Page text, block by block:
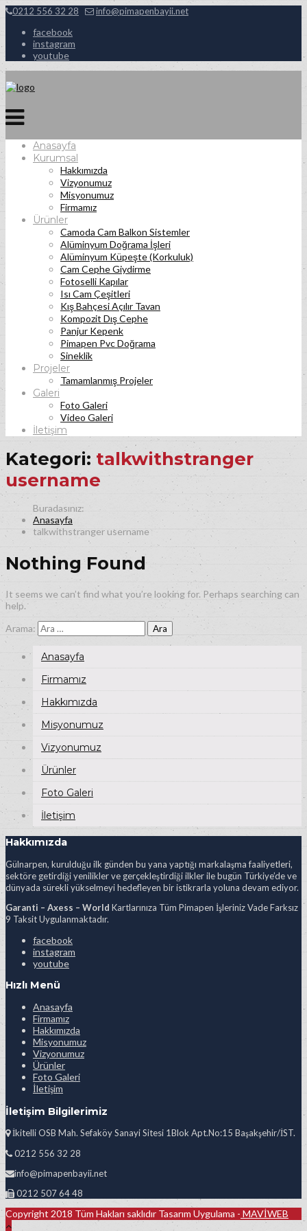
0212 556 32 28 info@pimapenbayii.net
facebook
instagram
youtube
Anasayfa
Kurumsal
Hakkımızda
Vizyonumuz
Misyonumuz
Firmamız
Ürünler
Camoda Cam Balkon Sistemler
Alüminyum Doğrama İşleri
Alüminyum Küpeşte (Korkuluk)
Cam Cephe Giydirme
Fotoselli Kapılar
Isı Cam Çeşitleri
Kış Bahçesi Açılır Tavan
Kompozit Dış Cephe
Panjur Kepenk
Pimapen Pvc Doğrama
Sineklik
Projeler
Tamamlanmış Projeler
Galeri
Foto Galeri
Video Galeri
İletişim
Kategori: talkwithstranger
username
Anasayfa
talkwithstranger username
Nothing Found
It seems we can’t find what you’re looking for. Perhaps searching can
help.
Arama:
Anasayfa
Firmamız
Hakkımızda
Misyonumuz
Vizyonumuz
Ürünler
Foto Galeri
İletişim
Hakkımızda
Gülnarpen, kurulduğu ilk günden bu yana yaptığı markalaşma faaliyetleri,
sektöre getirdiği yenilikler ve gerçekleştirdiği ilkler ile bugün Türkiye’de ve
dünyada sürekli yükselmeyi hedefleyen bir istikrarla yoluna devam ediyor.
Garanti – Axess – World Kartlarınıza Tüm Pimapen İşleriniz Vade Farksız
9 Taksit Uygulanmaktadır.
facebook
instagram
youtube
Hızlı Menü
Anasayfa
Firmamız
Hakkımızda
Misyonumuz
Vizyonumuz
Ürünler
Foto Galeri
İletişim
İletişim Bilgilerimiz
İkitelli OSB Mah. Sefaköy Sanayi Sitesi 1Blok Apt.No:15 Başakşehir/İST.
0212 556 32 28
info@pimapenbayii.net
0212 507 64 48
Copyright 2018 Tüm Hakları saklıdır Tasarım Uygulama - MAVİWEB